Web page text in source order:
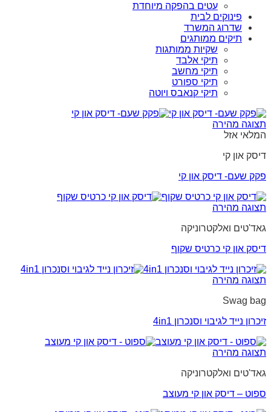
עטים בהפקה מיוחדת
פינוקים לבית
שדרוג המשרד
תיקים ממותגים
שקיות ממותגות
תיקי אלבד
תיקי מחשב
תיקי ספורט
תיקי קנאבס ויוטה
תצוגה מהירה
המלאי אזל
דיסק און קי
פקק שעם- דיסק און קי
תצוגה מהירה
גאד'טים ואלקטרוניקה
דיסק און קי כרטיס שקוף
תצוגה מהירה
Swag bag
זיכרון נייד לגיבוי וסנכרון 4in1
תצוגה מהירה
גאד'טים ואלקטרוניקה
ספוט – דיסק און קי מעוצב